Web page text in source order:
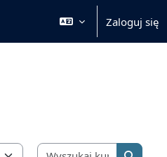
Zaloguj się